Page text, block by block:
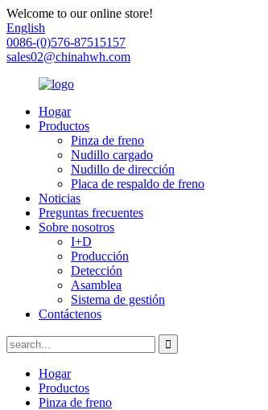
Welcome to our online store!
English
0086-(0)576-87515157
sales02@chinahwh.com
Hogar
Productos
Pinza de freno
Nudillo cargado
Nudillo de dirección
Placa de respaldo de freno
Noticias
Preguntas frecuentes
Sobre nosotros
I+D
Producción
Detección
Asamblea
Sistema de gestión
Contáctenos
Hogar
Productos
Pinza de freno